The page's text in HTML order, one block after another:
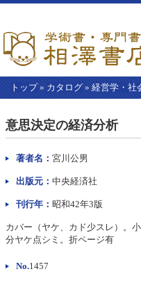
トップ» カタログ » 経営学・社
こ
か
本
意思決定の経済分析
著者名： 宮川公男
出版元： 中央経済社
刊行年： 昭和42年3版
カバー（ヤケ、カド少スレ）。
分ヤケ点シミ。折ページ有
No.1457